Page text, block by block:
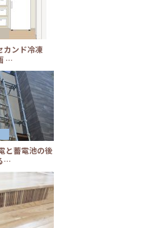
カンド冷凍
…
と蓄電池の後
…